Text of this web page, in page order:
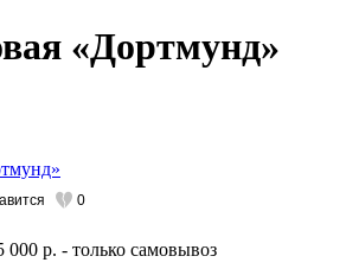
«Дортмунд»
0
000 р. - только самовывоз